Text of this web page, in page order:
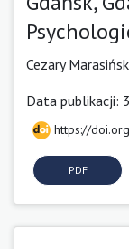
Cezary
Data publikacji:
https://
PDF